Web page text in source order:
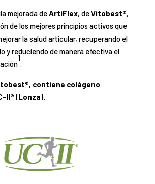
mejorada deArtiFlex, deVitobest®,
de los mejores principios activos que
la salud articular, recuperando el
y reduciendo de manera efectiva el
1
.
contiene colágeno
II® (Lonza).